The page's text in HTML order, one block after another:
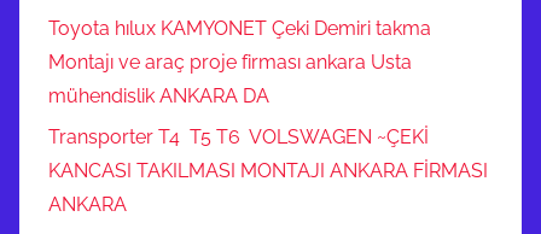
Toyota hılux KAMYONET Çeki Demiri takma
Montajı ve araç proje firması ankara Usta
mühendislik ANKARA DA
Transporter T4 T5 T6 VOLSWAGEN ~ÇEKİ
KANCASI TAKILMASI MONTAJI ANKARA FİRMASI
ANKARA